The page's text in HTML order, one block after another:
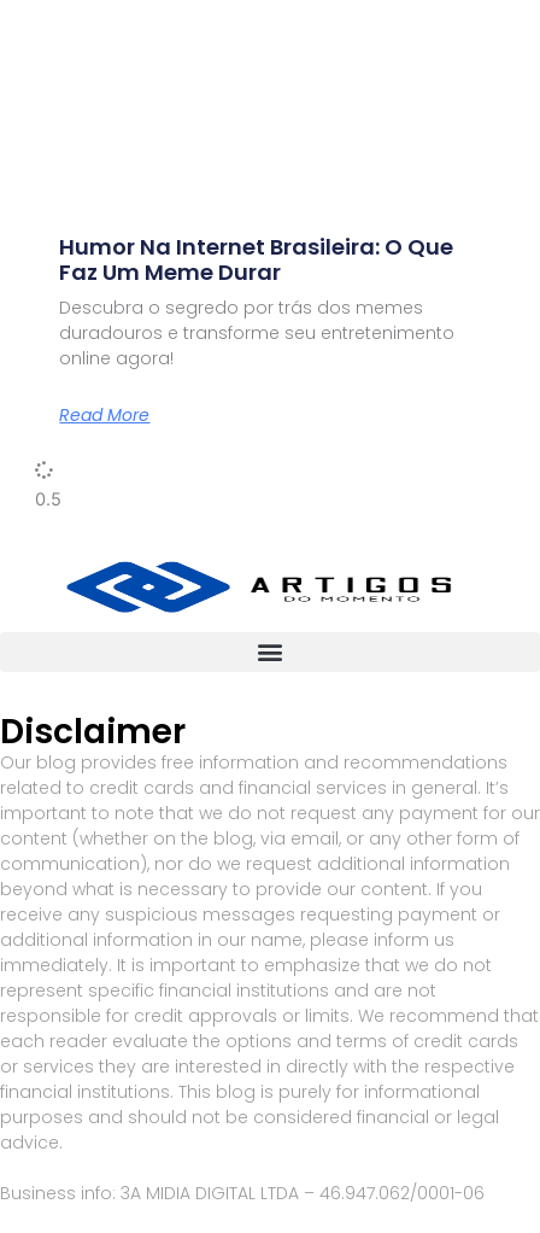
Humor Na Internet Brasileira: O Que
Faz Um Meme Durar
Descubra o segredo por trás dos memes
duradouros e transforme seu entretenimento
online agora!
Read More
Disclaimer
Our blog provides free information and recommendations
related to credit cards and financial services in general. It’s
important to note that we do not request any payment for our
content (whether on the blog, via email, or any other form of
communication), nor do we request additional information
beyond what is necessary to provide our content. If you
receive any suspicious messages requesting payment or
additional information in our name, please inform us
immediately. It is important to emphasize that we do not
represent specific financial institutions and are not
responsible for credit approvals or limits. We recommend that
each reader evaluate the options and terms of credit cards
or services they are interested in directly with the respective
financial institutions. This blog is purely for informational
purposes and should not be considered financial or legal
advice.
Business info: 3A MIDIA DIGITAL LTDA – 46.947.062/0001-06